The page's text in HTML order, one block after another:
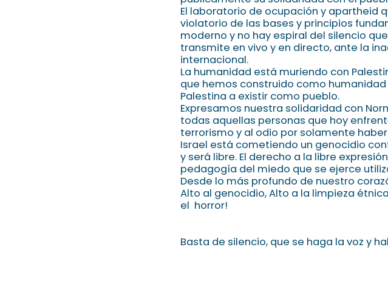
El laboratorio de ocupación y apartheid
violatorio de las bases y principios
moderno y no hay espiral del silencio
transmite en vivo y en directo, ante la
internacional.
La humanidad está muriendo con
que hemos construido como
Palestina a existir como pueblo.
Expresamos nuestra solidaridad con
todas aquellas personas que hoy
terrorismo y al odio por solamente
Israel está cometiendo un genocidio
y será libre. El derecho a la libre
pedagogía del miedo que se ejerce
Desde lo más profundo de nuestro
Alto al genocidio, Alto a la limpieza
el horror!
Basta de silencio, que se haga la voz y